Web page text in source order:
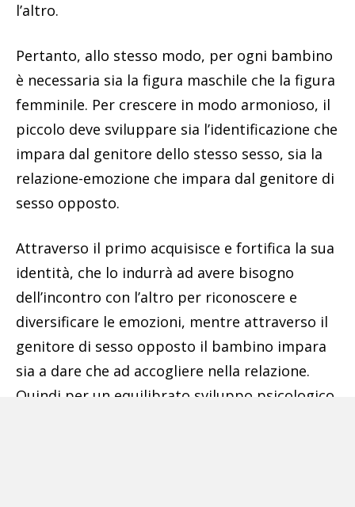
l’altro.
Pertanto, allo stesso modo, per ogni bambino
è necessaria sia la figura maschile che la figura
femminile. Per crescere in modo armonioso, il
piccolo deve sviluppare sia l’identificazione che
impara dal genitore dello stesso sesso, sia la
relazione-emozione che impara dal genitore di
sesso opposto.
Attraverso il primo acquisisce e fortifica la sua
identità, che lo indurrà ad avere bisogno
dell’incontro con l’altro per riconoscere e
diversificare le emozioni, mentre attraverso il
genitore di sesso opposto il bambino impara
sia a dare che ad accogliere nella relazione.
Quindi per un equilibrato sviluppo psicologico